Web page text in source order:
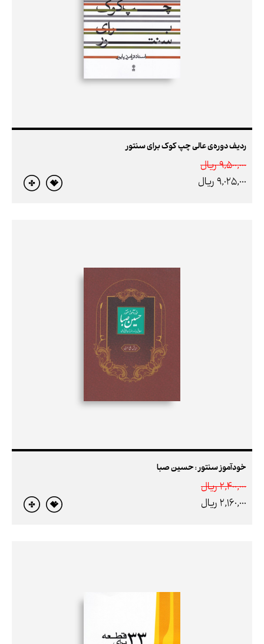
ردیف دوره‌ی عالی چپ کوک برای سنتور
9,500,000 ريال
9,025,000 ريال
خودآموز سنتور : حسین صبا
2,400,000 ريال
2,160,000 ريال